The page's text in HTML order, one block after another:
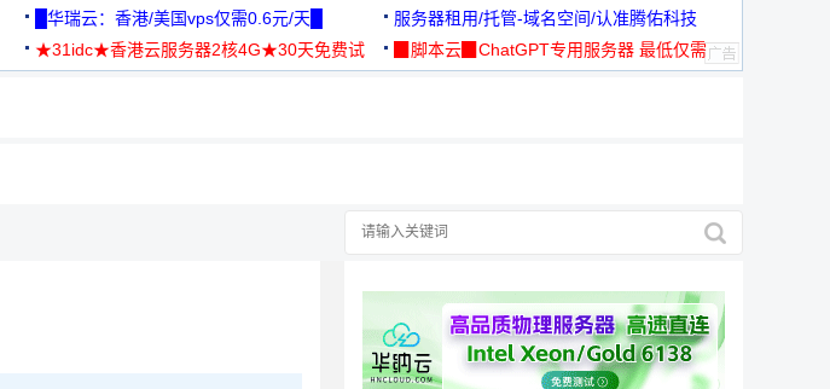
█华瑞云：香港/美国vps仅需0.6元/天█
服务器租用/托管-域名空间/认准腾佑科技
★31idc★香港云服务器2核4G★30天免费试
▉脚本云▉ChatGPT专用服务器 最低仅需